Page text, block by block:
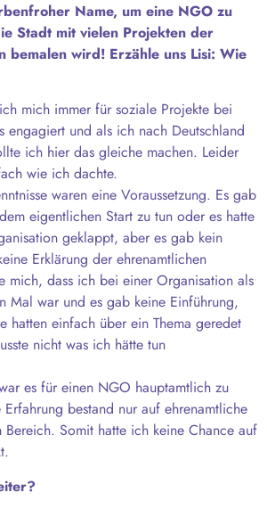
Name, um eine NGO zu
Stadt mit vielen Projekten der
bemalen wird! Erzähle uns Lisi: Wie
mich immer für soziale Projekte bei
engagiert und als ich nach Deutschland
ich hier das gleiche machen. Leider
wie ich dachte.
waren eine Voraussetzung. Es gab
eigentlichen Start zu tun oder es hatte
geklappt, aber es gab kein
Erklärung der ehrenamtlichen
mich, dass ich bei einer Organisation als
Mal war und es gab keine Einführung,
hatten einfach über ein Thema geredet
nicht was ich hätte tun
es für einen NGO hauptamtlich zu
bestand nur auf ehrenamtliche
Bereich. Somit hatte ich keine Chance auf